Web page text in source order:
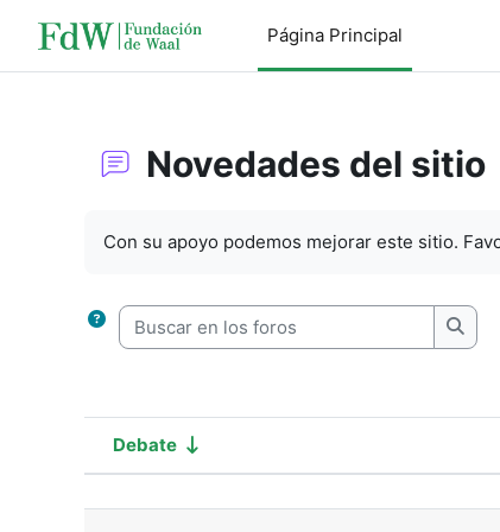
Página Principal
Novedades del sitio
Con su apoyo podemos mejorar este sitio.
Buscar en los foros
Estado
Debate